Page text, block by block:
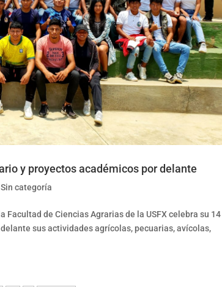
y proyectos académicos por delante
Sin categoría
de Ciencias Agrarias de la USFX celebra su 14
sus actividades agrícolas, pecuarias, avícolas,